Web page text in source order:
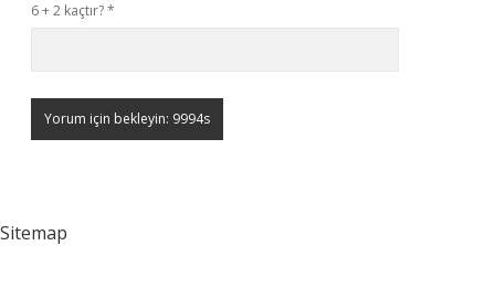
6 + 2 kaçtır?*
Sitemap